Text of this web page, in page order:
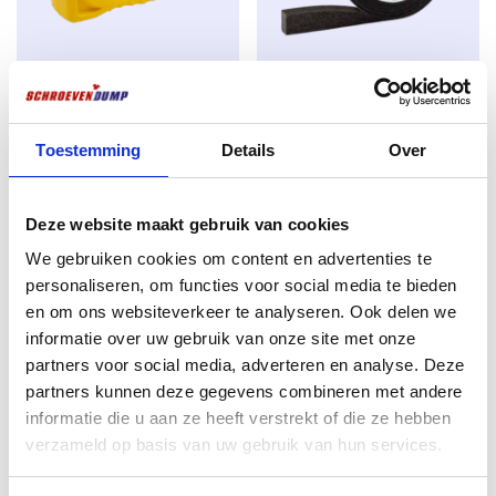
Toestemming Details Over
Deze website maakt gebruik van cookies
We gebruiken cookies om content en advertenties te
personaliseren, om functies voor social media te bieden
en om ons websiteverkeer te analyseren. Ook delen we
informatie over uw gebruik van onze site met onze
partners voor social media, adverteren en analyse. Deze
partners kunnen deze gegevens combineren met andere
informatie die u aan ze heeft verstrekt of die ze hebben
verzameld op basis van uw gebruik van hun services.
déformation.
Montage de cadres de fenêtres en bois et en plastique
sansutilisation de chevilles
Utilisation en intérieur et en extérieur.
Stanley Tape Measure 8m x
mesurer professionnel
€11,12
Compriband illbruck TP610
mètres
€11,70